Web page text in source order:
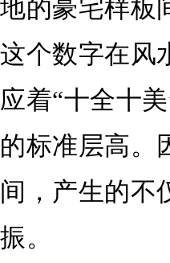
地的豪宅样板
这个数字在风
应着“十全十
的标准层高。
间，产生的不
振。